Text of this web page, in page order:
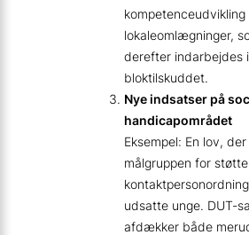
kompetenceudvikling
lokaleomlægninger,
derefter indarbejdes i
bloktilskuddet.
Nye indsatser på
handicapområdet
Eksempel: En lov,
målgruppen for
udsatte unge. DUT-
afdækker både